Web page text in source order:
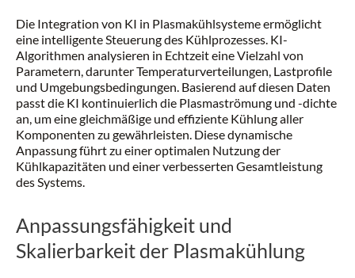
Die Integration von KI in Plasmakühlsysteme ermöglicht
eine intelligente Steuerung des Kühlprozesses. KI-
Algorithmen analysieren in Echtzeit eine Vielzahl von
Parametern, darunter Temperaturverteilungen, Lastprofile
und Umgebungsbedingungen. Basierend auf diesen Daten
passt die KI kontinuierlich die Plasmaströmung und -dichte
an, um eine gleichmäßige und effiziente Kühlung aller
Komponenten zu gewährleisten. Diese dynamische
Anpassung führt zu einer optimalen Nutzung der
Kühlkapazitäten und einer verbesserten Gesamtleistung
des Systems.
Anpassungsfähigkeit und
Skalierbarkeit der Plasmakühlung